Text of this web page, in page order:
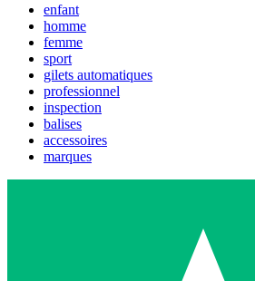
enfant
homme
femme
sport
gilets automatiques
professionnel
inspection
balises
accessoires
marques